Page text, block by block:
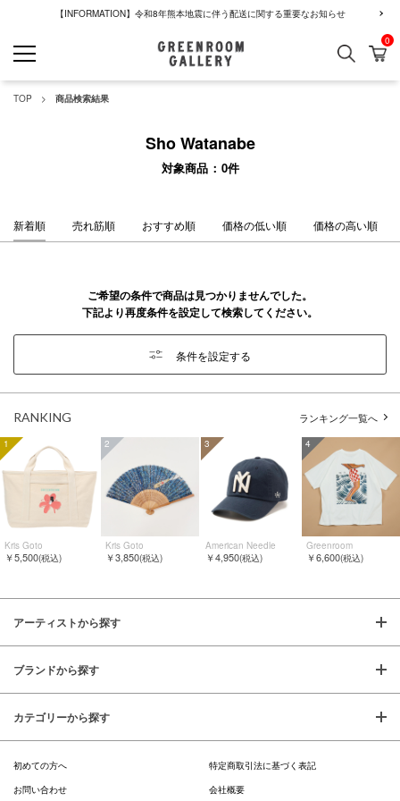
【INFORMATION】令和8年熊本地震に伴う配送に関する重要なお知らせ
検索 カ
0
TOP 商品検索結果
Sho Watanabe
対象商品 0件
新着順 売れ筋順 おすすめ順 価格の低い順 価格の高い順
ご希望の条件で商品は見つかりませんでした。
下記より再度条件を設定して検索してください。
条件を設定する
RANKING ランキング一覧へ
1
Kris Goto
￥5,500(税込)
2
Kris Goto
￥3,850(税込)
3
American Needle
￥4,950(税込)
4
Greenroom
￥6,600(税込)
アーティストから探す
ブランドから探す
カテゴリーから探す
初めての方へ
特定商取引法に基づく表記
お問い合わせ
会社概要